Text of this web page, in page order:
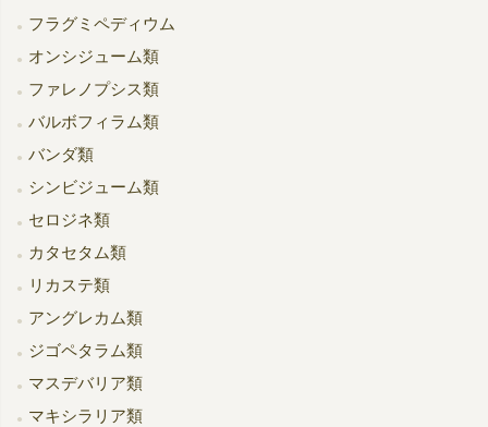
フラグミペディウム
オンシジューム類
ファレノプシス類
バルボフィラム類
バンダ類
シンビジューム類
セロジネ類
カタセタム類
リカステ類
アングレカム類
ジゴペタラム類
マスデバリア類
マキシラリア類